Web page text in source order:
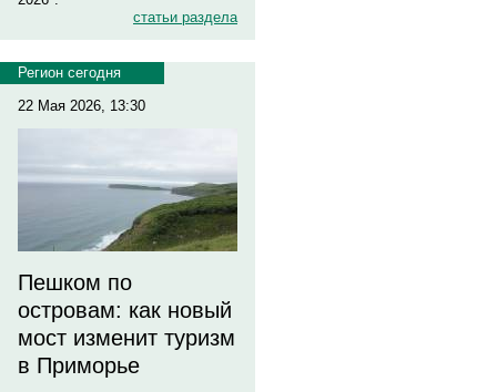
статьи раздела
Регион сегодня
22 Мая 2026, 13:30
Пешком по
островам: как новый
мост изменит туризм
в Приморье